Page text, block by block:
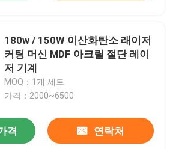
180w / 150W 이산화탄소 래이저
커팅 머신 MDF 아크릴 절단 레이
저 기계
MOQ：1개 세트
가격：2000~6500
격 연락처